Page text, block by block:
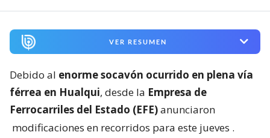
VER RESUMEN
Debido al enorme socavón ocurrido en plena vía
férrea en Hualqui, desde la Empresa de
Ferrocarriles del Estado (EFE)anunciaron
modificaciones en recorridos para este jueves .